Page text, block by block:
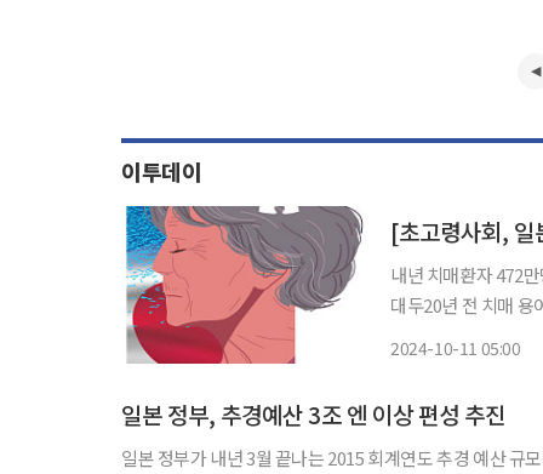
이투데이
내년 치매환자 472
대두20년 전 치매 용
2024-10-11 05:00
일본 정부, 추경예산 3조 엔 이상 편성 추진
일본 정부가 내년 3월 끝나는 2015 회계연도 추경 예산 규